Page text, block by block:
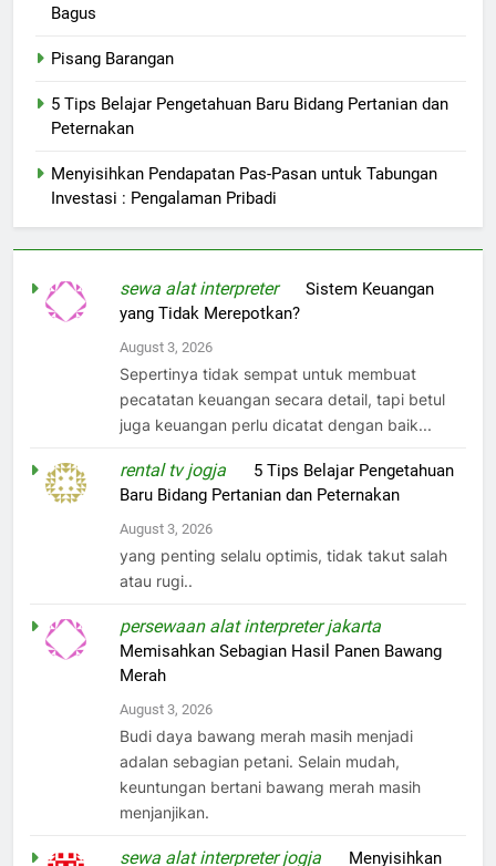
Bagus
Pisang Barangan
5 Tips Belajar Pengetahuan Baru Bidang Pertanian dan
Peternakan
Menyisihkan Pendapatan Pas-Pasan untuk Tabungan
Investasi : Pengalaman Pribadi
sewa alat interpreteronSistem Keuangan
yang Tidak Merepotkan?
August 3, 2026
Sepertinya tidak sempat untuk membuat
pecatatan keuangan secara detail, tapi betul
juga keuangan perlu dicatat dengan baik...
rental tv jogja
5 Tips Belajar Pengetahuan
Baru Bidang Pertanian dan Peternakan
August 3, 2026
yang penting selalu optimis, tidak takut salah
atau rugi..
persewaan alat interpreter jakarta
Memisahkan Sebagian Hasil Panen Bawang
Merah
August 3, 2026
Budi daya bawang merah masih menjadi
adalan sebagian petani. Selain mudah,
keuntungan bertani bawang merah masih
menjanjikan.
sewa alat interpreter jogja Menyisihkan